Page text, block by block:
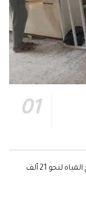
تأهيل محطة مياه مراط بدير الزور لإعادة ضخ المياه لنحو 21 ألف